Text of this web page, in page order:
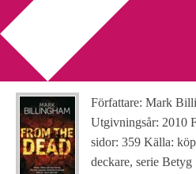
Recension:
av Mark
2010-10-12
Författare: Mark
Utgivningsår: 2010
sidor: 359 Källa:
deckare, serie